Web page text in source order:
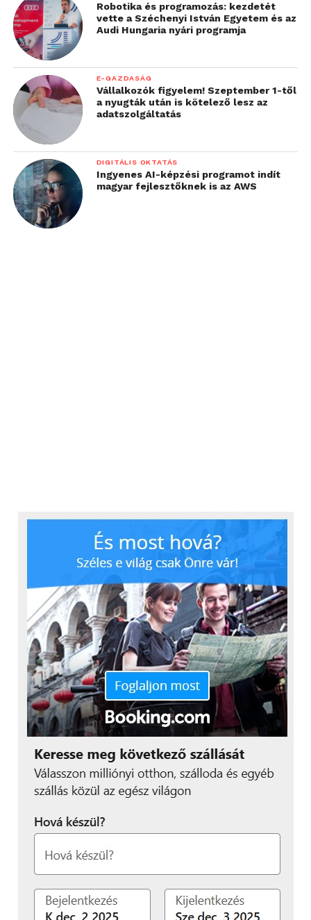
Robotika és programozás: kezdetét
vette a Széchenyi István Egyetem és az
Audi Hungaria nyári programja
E-GAZDASÁG
Vállalkozók figyelem! Szeptember 1-től
a nyugták után is kötelező lesz az
adatszolgáltatás
DIGITÁLIS OKTATÁS
Ingyenes AI-képzési programot indít
magyar fejlesztőknek is az AWS